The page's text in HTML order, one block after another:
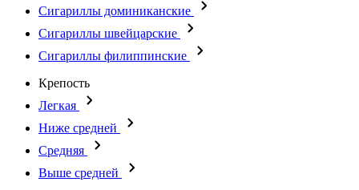
Сигариллы доминиканские
Сигариллы швейцарские
Сигариллы филиппинские
Крепость
Легкая
Ниже средней
Средняя
Выше средней